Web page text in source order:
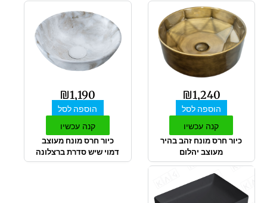
₪1,240
הוספה לסל
קנה עכשיו
כיור חרס מונח זהב בהיר
מעוצב יהלום
₪1,190
הוספה לסל
קנה עכשיו
כיור חרס מונח מעוצב
דמוי שיש סדרת ברצלונה
טווח